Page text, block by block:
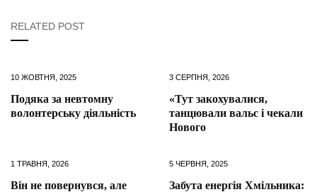
RELATED POST
10 ЖОВТНЯ, 2025
Подяка за невтомну
волонтерську діяльність
3 СЕРПНЯ, 2026
«Тут закохувалися,
танцювали вальс і чекали
Нового
1 ТРАВНЯ, 2026
Він не повернувся, але
5 ЧЕРВНЯ, 2025
Забута енергія Хмільника: